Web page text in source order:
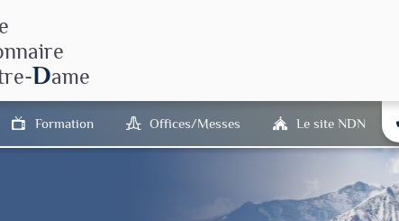
Dame
Formation Offices/Messes Le site NDN